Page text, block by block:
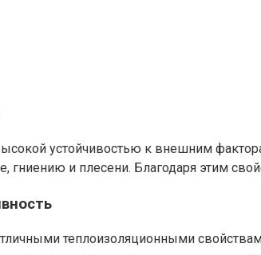
устойчивостью к внешним
гниению и плесени. Благодаря этим
теплоизоляционными